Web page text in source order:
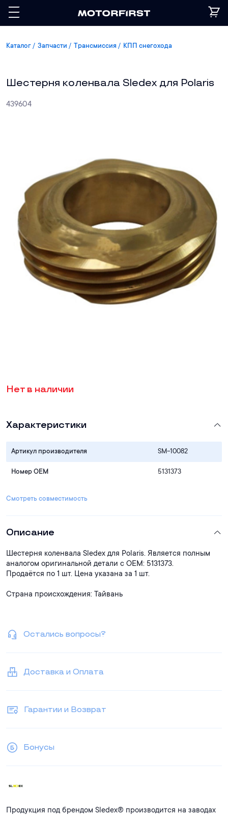
Каталог Запчасти Трансмиссия КПП снегохода
Шестерня коленвала Sledex для Polaris
439604
Нет в наличии
Характеристики
Артикул производителя SM-10082
Номер OEM 5131373
Смотреть совместимость
Описание
Шестерня коленвала Sledex для Polaris. Является полным
аналогом оригинальной детали с ОЕМ: 5131373.
Продаётся по 1 шт. Цена указана за 1 шт.
Страна происхождения: Тайвань
Остались вопросы?
Доставка и Оплата
Гарантии и Возврат
Бонусы
Продукция под брендом Sledex® производится на заводах